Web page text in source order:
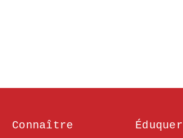
Connaître Éduquer